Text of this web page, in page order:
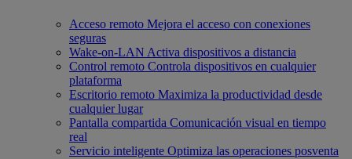
Acceso remoto Mejora el acceso con conexiones
seguras
Wake-on-LAN Activa dispositivos a distancia
Control remoto Controla dispositivos en cualquier
plataforma
Escritorio remoto Maximiza la productividad desde
cualquier lugar
Pantalla compartida Comunicación visual en tiempo
real
Servicio inteligente Optimiza las operaciones posventa